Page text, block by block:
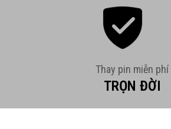
Thay pin miễn phí
TRỌN ĐỜI